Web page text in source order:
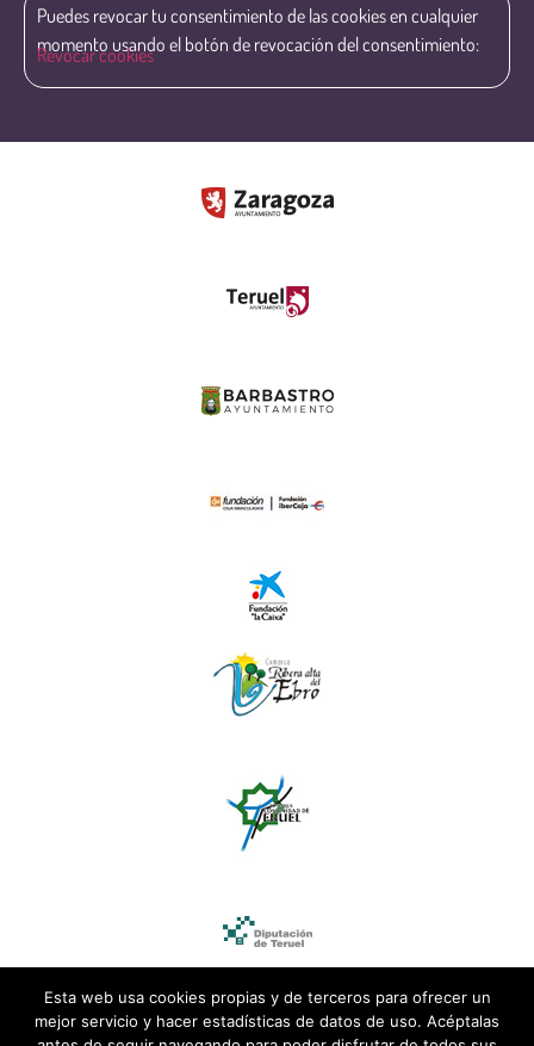
Puedes revocar tu consentimiento de las cookies en cualquier
momento usando el botón de revocación del consentimiento:
Revocar cookies
Esta web usa cookies propias y de terceros para ofrecer un
mejor servicio y hacer estadísticas de datos de uso. Acéptalas